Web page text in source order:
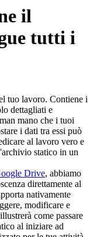
il
tutti i
tuo lavoro. Contiene i
dettagliati e
mano che i tuoi
i dati tra essi può
al lavoro vero e
statico in un
Drive, abbiamo
direttamente al
nativamente
modificare e
come passare
al iniziare ad